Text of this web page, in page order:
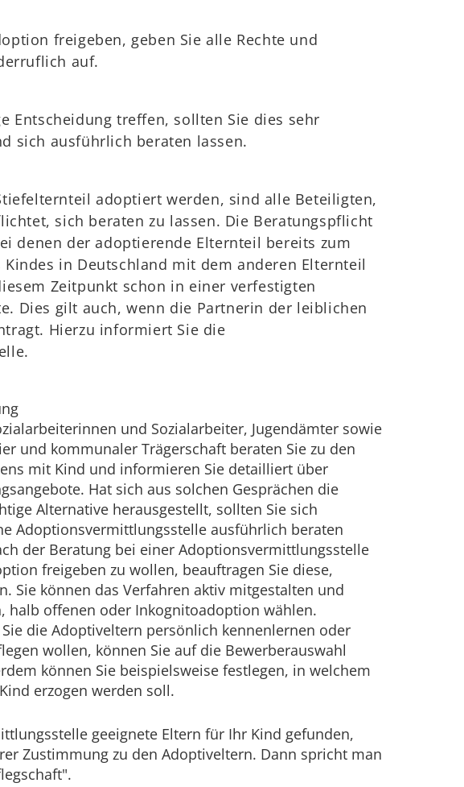
freigeben, geben Sie alle Rechte und
auf.
Entscheidung treffen, sollten Sie dies sehr
sich ausführlich beraten lassen.
adoptiert werden, sind alle Beteiligten,
sich beraten zu lassen. Die Beratungspflicht
denen der adoptierende Elternteil bereits zum
in Deutschland mit dem anderen Elternteil
Zeitpunkt schon in einer verfestigten
Dies gilt auch, wenn die Partnerin der leiblichen
Hierzu informiert Sie die
und Sozialarbeiter, Jugendämter sowie
und kommunaler Trägerschaft beraten Sie zu den
mit Kind und informieren Sie detailliert über
Hat sich aus solchen Gesprächen die
Alternative herausgestellt, sollten Sie sich
Adoptionsvermittlungsstelle ausführlich beraten
der Beratung bei einer Adoptionsvermittlungsstelle
freigeben zu wollen, beauftragen Sie diese,
Sie können das Verfahren aktiv mitgestalten und
halb offenen oder Inkognitoadoption wählen.
die Adoptiveltern persönlich kennenlernen oder
wollen, können Sie auf die Bewerberauswahl
können Sie beispielsweise festlegen, in welchem
erzogen werden soll.
geeignete Eltern für Ihr Kind gefunden,
Zustimmung zu den Adoptiveltern. Dann spricht man